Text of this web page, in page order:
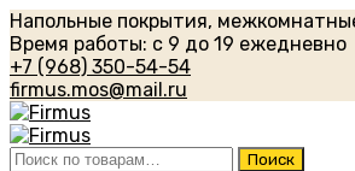
Напольные покрытия,
Время работы: с 9 до 19 ежедневно
+7 (968) 350-54-54
firmus.mos@mail.ru
Искать: Поиск